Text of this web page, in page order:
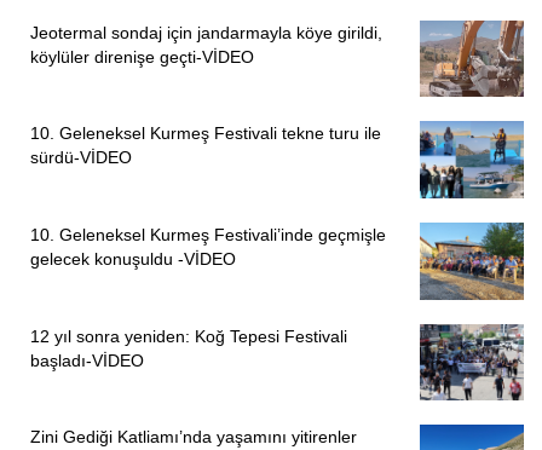
Jeotermal sondaj için jandarmayla köye girildi,
köylüler direnişe geçti-VİDEO
10. Geleneksel Kurmeş Festivali tekne turu ile
sürdü-VİDEO
10. Geleneksel Kurmeş Festivali’inde geçmişle
gelecek konuşuldu -VİDEO
12 yıl sonra yeniden: Koğ Tepesi Festivali
başladı-VİDEO
Zini Gediği Katliamı’nda yaşamını yitirenler